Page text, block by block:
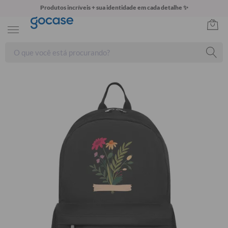
Produtos incríveis + sua identidade em cada detalhe ✨